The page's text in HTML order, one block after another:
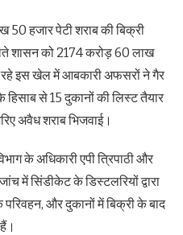
हजार पेटी शराब की बिक्री
शासन को 2174 करोड़ 60 लाख
इस खेल में आबकारी अफसरों ने गैर
हिसाब से 15 दुकानों की लिस्ट तैयार
अवैध शराब भिजवाई।
के अधिकारी एपी त्रिपाठी और
में सिंडीकेट के डिस्टलरियों द्वारा
और दुकानों में बिक्री के बाद